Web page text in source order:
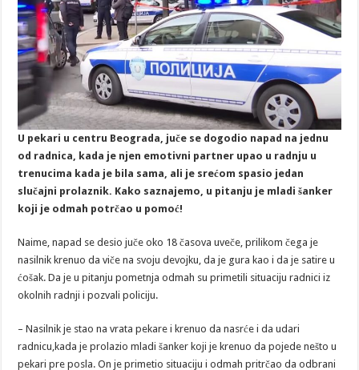
U pekari u centru Beograda, juče se dogodio napad na jednu
od radnica, kada je njen emotivni partner upao u radnju u
trenucima kada je bila sama, ali je srećom spasio jedan
slučajni prolaznik. Kako saznajemo, u pitanju je mladi šanker
koji je odmah potrčao u pomoć!
Naime, napad se desio juče oko 18 časova uveče, prilikom čega je
nasilnik krenuo da viče na svoju devojku, da je gura kao i da je satire u
ćošak. Da je u pitanju pometnja odmah su primetili situaciju radnici iz
okolnih radnji i pozvali policiju.
– Nasilnik je stao na vrata pekare i krenuo da nasrće i da udari
radnicu,kada je prolazio mladi šanker koji je krenuo da pojede nešto u
pekari pre posla. On je primetio situaciju i odmah pritrčao da odbrani